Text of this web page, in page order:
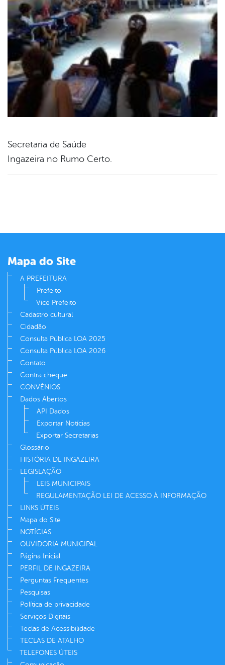
Secretaria de Saúde
Ingazeira no Rumo Certo.
Mapa do Site
A PREFEITURA
Prefeito
Vice Prefeito
Cadastro cultural
Cidadão
Consulta Pública LOA 2025
Consulta Pública LOA 2026
Contato
Contra cheque
CONVÊNIOS
Dados Abertos
API Dados
Exportar Notícias
Exportar Secretarias
Glossário
HISTÓRIA DE INGAZEIRA
LEGISLAÇÃO
LEIS MUNICIPAIS
REGULAMENTAÇÃO LEI DE ACESSO À INFORMAÇÃO
LINKS ÚTEIS
Mapa do Site
NOTÍCIAS
OUVIDORIA MUNICIPAL
Página Inicial
PERFIL DE INGAZEIRA
Perguntas Frequentes
Pesquisas
Política de privacidade
Serviços Digitais
Teclas de Acessibilidade
TECLAS DE ATALHO
TELEFONES ÚTEIS